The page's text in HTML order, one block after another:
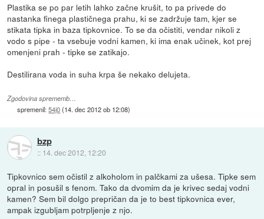
Plastika se po par letih lahko začne krušit, to pa privede do
nastanka finega plastičnega prahu, ki se zadržuje tam, kjer se
stikata tipka in baza tipkovnice. To se da očistiti, vendar nikoli z
vodo s pipe - ta vsebuje vodni kamen, ki ima enak učinek, kot prej
omenjeni prah - tipke se zatikajo.
Destilirana voda in suha krpa še nekako delujeta.
Zgodovina sprememb…
spremenil:54j0(14. dec 2012 ob 12:08)
bzp
:: 14. dec 2012, 12:20
Tipkovnico sem očistil z alkoholom in palčkami za ušesa. Tipke sem
opral in posušil s fenom. Tako da dvomim da je krivec sedaj vodni
kamen? Sem bil dolgo prepričan da je to best tipkovnica ever,
ampak izgubljam potrpljenje z njo.